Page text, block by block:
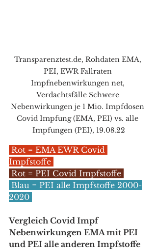
Transparenztest.de, Rohdaten EMA,
PEI, EWR Fallraten
Impfnebenwirkungen net,
Verdachtsfälle Schwere
Nebenwirkungen je 1 Mio. Impfdosen
Covid Impfung (EMA, PEI) vs. alle
Impfungen (PEI), 19.08.22
Impfstoffe
Rot = PEI Covid Impfstoffe
2020
Vergleich Covid Impf
Nebenwirkungen EMA mit PEI
und PEI alle anderen Impfstoffe